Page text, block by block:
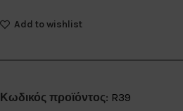
Add to wishlist
Κωδικός προϊόντος: R39